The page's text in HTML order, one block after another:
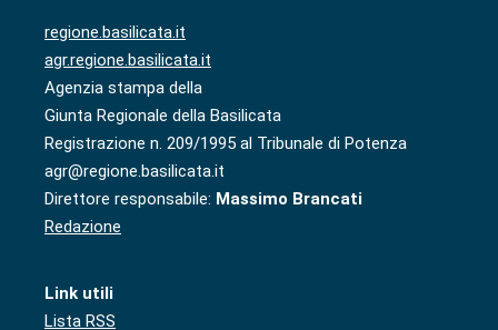
regione.basilicata.it
agr.regione.basilicata.it
Agenzia stampa della
Giunta Regionale della Basilicata
Registrazione n. 209/1995 al Tribunale di Potenza
agr@regione.basilicata.it
Direttore responsabile: Massimo Brancati
Redazione
Link utili
Lista RSS